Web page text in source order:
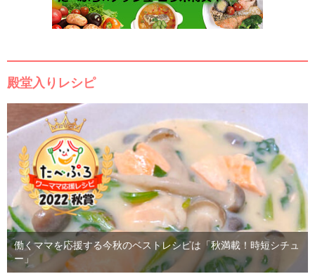
殿堂入りレシピ
働くママを応援する今秋のベストレシピは「秋満載！時短シチュ
ー」